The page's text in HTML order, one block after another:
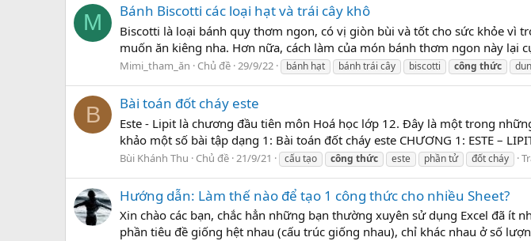
M Bánh Biscotti các loại hạt và trái cây khô
Biscotti là loại bánh quy thơm ngon, có vị giòn bùi và tốt cho sức khỏe vì
muốn ăn kiêng nha. Hơn nữa, cách làm của món bánh thơm ngon này lại
Mimi_tham_ăn Chủ đề 29/9/22 bánh hạt bánh trái cây biscotti công thức
B Bài toán đốt cháy este
Este - Lipit là chương đầu tiên môn Hoá học lớp 12. Đây là một trong
khảo một số bài tập dạng 1: Bài toán đốt cháy este CHƯƠNG 1: ESTE –
Bùi Khánh Thu Chủ đề 21/9/21 cấu tạo công thức este phần tử đốt cháy
Hướng dẫn: Làm thế nào để tạo 1 công thức cho nhiều Sheet?
Xin chào các bạn, chắc hẳn những bạn thường xuyên sử dụng Excel đã ít
phần tiêu đề giống hệt nhau (cấu trúc giống nhau), chỉ khác nhau ở số